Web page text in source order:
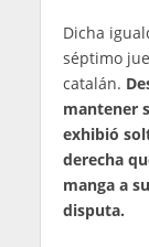
Dicha
séptimo
catalán.
mantener
exhibió
derecha
manga a
disputa.